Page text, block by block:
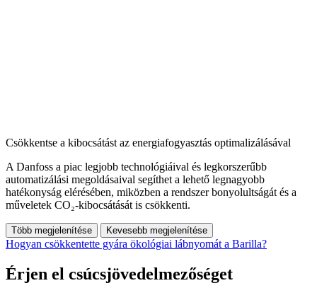
Csökkentse a kibocsátást az energiafogyasztás optimalizálásával
A Danfoss a piac legjobb technológiáival és legkorszerűbb
automatizálási megoldásaival segíthet a lehető legnagyobb
hatékonyság elérésében, miközben a rendszer bonyolultságát és a
műveletek CO₂-kibocsátását is csökkenti.
Több megjelenítése Kevesebb megjelenítése
Hogyan csökkentette gyára ökológiai lábnyomát a Barilla?
Érjen el csúcsjövedelmezőséget